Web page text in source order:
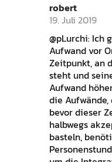
robert
19. Juli 2019
@pLurchi: Ich
Aufwand vor
Zeitpunkt, an
steht und
Aufwand
die
bevor dieser
halbwegs
basteln,